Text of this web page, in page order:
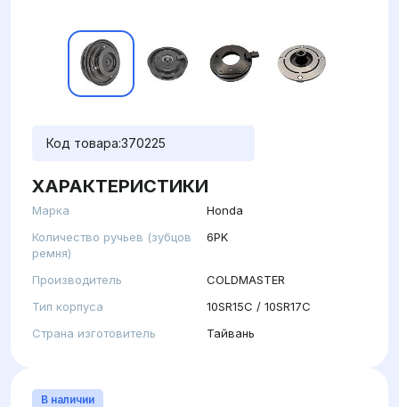
Код товара:370225
ХАРАКТЕРИСТИКИ
Марка
Honda
Количество ручьев (зубцов
ремня)
6PK
Производитель
COLDMASTER
Тип корпуса
10SR15C / 10SR17C
Страна изготовитель
Тайвань
В наличии